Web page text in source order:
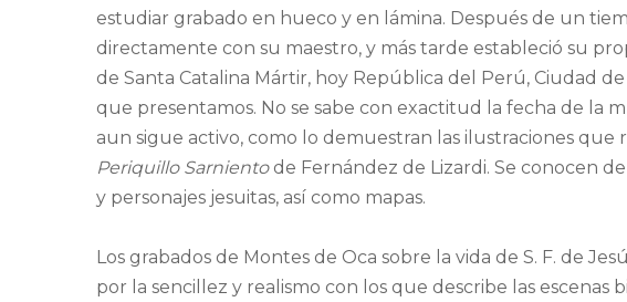
estudiar grabado en hueco y en lámina. Después de un
directamente con su maestro, y más tarde estableció su
de Santa Catalina Mártir, hoy República del Perú, Ciudad
que presentamos. No se sabe con exactitud la fecha de la
aun sigue activo, como lo demuestran las ilustraciones que
Periquillo Sarniento de Fernández de Lizardi. Se conocen
y personajes jesuitas, así como mapas.
Los grabados de Montes de Oca sobre la vida de S. F. de
por la sencillez y realismo con los que describe las escenas